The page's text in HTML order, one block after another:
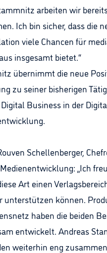
arbeiten wir
Ich bin sicher, dass die
viele Chancen für
insgesamt bietet.“
übernimmt die neue
zu seiner bisherigen
Business in der
Schellenberger,
„Ich
Art einen
unterstützen können.
haben die beiden
entwickelt. Andreas
weiterhin eng